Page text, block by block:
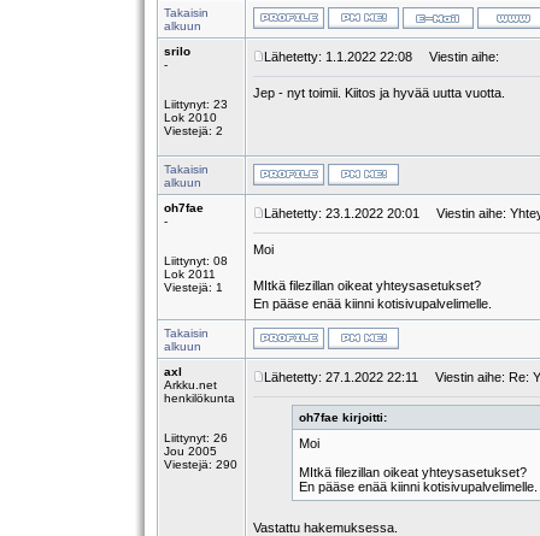
Takaisin
alkuun
srilo
-
Liittynyt: 23
Lok 2010
Viestejä: 2
Lähetetty: 1.1.2022 22:08 Viestin aihe:
Jep - nyt toimii. Kiitos ja hyvää uutta vuotta.
Takaisin
alkuun
oh7fae
-
Liittynyt: 08
Lok 2011
Viestejä: 1
Lähetetty: 23.1.2022 20:01 Viestin aihe:
Moi
MItkä filezillan oikeat yhteysasetukset?
En pääse enää kiinni kotisivupalvelimelle.
Takaisin
alkuun
axl
Arkku.net
henkilökunta
Liittynyt: 26
Jou 2005
Viestejä: 290
Lähetetty: 27.1.2022 22:11 Viestin aihe: Re:
oh7fae kirjoitti:
Moi
MItkä filezillan oikeat yhteysasetukset?
En pääse enää kiinni kotisivupalvelimelle.
Vastattu hakemuksessa.